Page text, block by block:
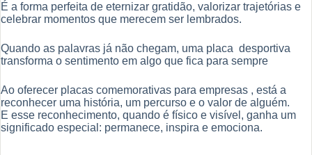
É a forma perfeita de eternizar gratidão, valorizar trajetórias e
celebrar momentos que merecem ser lembrados.
Quando as palavras já não chegam, uma placa desportiva
transforma o sentimento em algo que fica para sempre
Ao oferecer placas comemorativas para empresas , está a
reconhecer uma história, um percurso e o valor de alguém.
E esse reconhecimento, quando é físico e visível, ganha um
significado especial: permanece, inspira e emociona.